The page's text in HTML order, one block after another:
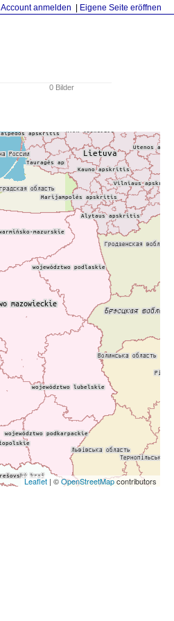
Account anmelden Eigene Seite eröffnen
0 Bilder
Leaflet | ©OpenStreetMapcontributors